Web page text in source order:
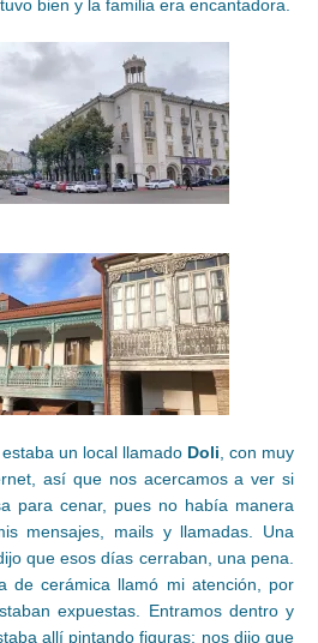
bien y la familia era encantadora.
un local llamado Doli, con muy
así que nos acercamos a ver si
para cenar, pues no había manera
mensajes, mails y llamadas. Una
que esos días cerraban, una pena.
de cerámica llamó mi atención, por
expuestas. Entramos dentro y
allí pintando figuras; nos dijo que